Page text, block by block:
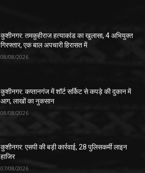
कुशीनगर: तमकुहीराज हत्याकांड का खुलासा, 4 अभियुक्त
गिरफ्तार, एक बाल अपचारी हिरासत में
08/08/2026
कुशीनगर: कप्तानगंज में शॉर्ट सर्किट से कपड़े की दुकान में
आग, लाखों का नुकसान
08/08/2026
कुशीनगर: एसपी की बड़ी कार्रवाई, 28 पुलिसकर्मी लाइन
हाजिर
07/08/2026